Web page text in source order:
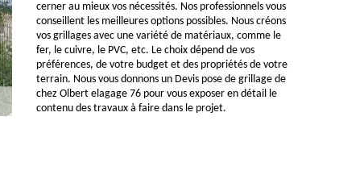
cerner au mieux vos nécessités. Nos professionnels vous
conseillent les meilleures options possibles. Nous créons
vos grillages avec une variété de matériaux, comme le
fer, le cuivre, le PVC, etc. Le choix dépend de vos
préférences, de votre budget et des propriétés de votre
terrain. Nous vous donnons un Devis pose de grillage de
chez Olbert elagage 76 pour vous exposer en détail le
contenu des travaux à faire dans le projet.